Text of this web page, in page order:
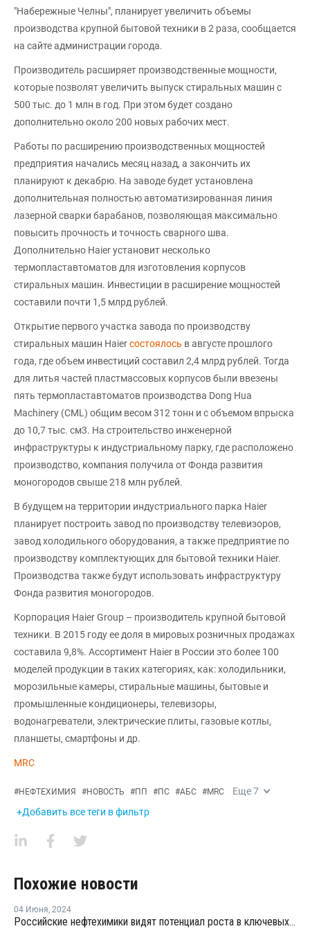
"Набережные Челны", планирует увеличить объемы
производства крупной бытовой техники в 2 раза, сообщается
на сайте администрации города.
Производитель расширяет производственные мощности,
которые позволят увеличить выпуск стиральных машин с
500 тыс. до 1 млн в год. При этом будет создано
дополнительно около 200 новых рабочих мест.
Работы по расширению производственных мощностей
предприятия начались месяц назад, а закончить их
планируют к декабрю. На заводе будет установлена
дополнительная полностью автоматизированная линия
лазерной сварки барабанов, позволяющая максимально
повысить прочность и точность сварного шва.
Дополнительно Haier установит несколько
термопластавтоматов для изготовления корпусов
стиральных машин. Инвестиции в расширение мощностей
составили почти 1,5 млрд рублей.
Открытие первого участка завода по производству
стиральных машин Haierсостоялось в августе прошлого
года, где объем инвестиций составил 2,4 млрд рублей. Тогда
для литья частей пластмассовых корпусов были ввезены
пять термопластавтоматов производства Dong Hua
Machinery (CML) общим весом 312 тонн и с объемом впрыска
до 10,7 тыс. см3. На строительство инженерной
инфраструктуры к индустриальному парку, где расположено
производство, компания получила от Фонда развития
моногородов свыше 218 млн рублей.
В будущем на территории индустриального парка Haier
планирует построить завод по производству телевизоров,
завод холодильного оборудования, а также предприятие по
производству комплектующих для бытовой техники Haier.
Производства также будут использовать инфраструктуру
Фонда развития моногородов.
Корпорация Haier Group – производитель крупной бытовой
техники. В 2015 году ее доля в мировых розничных продажах
составила 9,8%. Ассортимент Haier в России это более 100
моделей продукции в таких категориях, как: холодильники,
морозильные камеры, стиральные машины, бытовые и
промышленные кондиционеры, телевизоры,
водонагреватели, электрические плиты, газовые котлы,
планшеты, смартфоны и др.
MRC
#НЕФТЕХИМИЯ #НОВОСТЬ #ПП #ПС #АБС #MRC Еще7
+Добавить все теги в фильтр
Похожие новости
04 Июня, 2024
Российские нефтехимики видят потенциал роста в ключевых секторах промышленности